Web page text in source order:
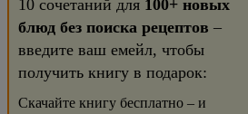
10 сочетаний для 100+ новых
блюд без поиска рецептов –
введите ваш емейл, чтобы
получить книгу в подарок:
Скачайте книгу бесплатно – и